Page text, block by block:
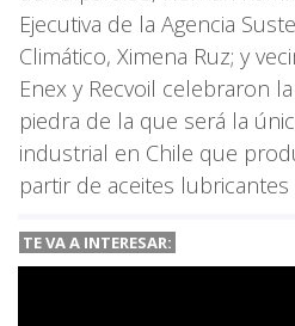
Ejecutiva de la Agencia
Climático, Ximena Ruz; y
Enex y Recvoil celebraron
piedra de la que será la
industrial en Chile que
partir de aceites lubricantes
TE VA A INTERESAR: